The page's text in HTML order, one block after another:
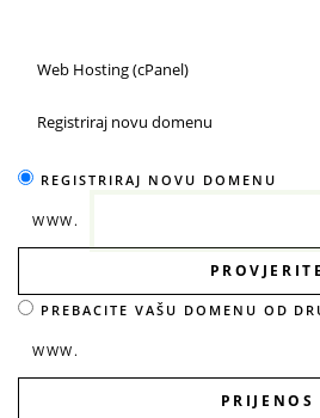
REGISTRIRAJ NOVU DOMENU
WWW.
PROVJERITE
PREBACITE VAŠU DOMENU OD
WWW.
PRIJENOS